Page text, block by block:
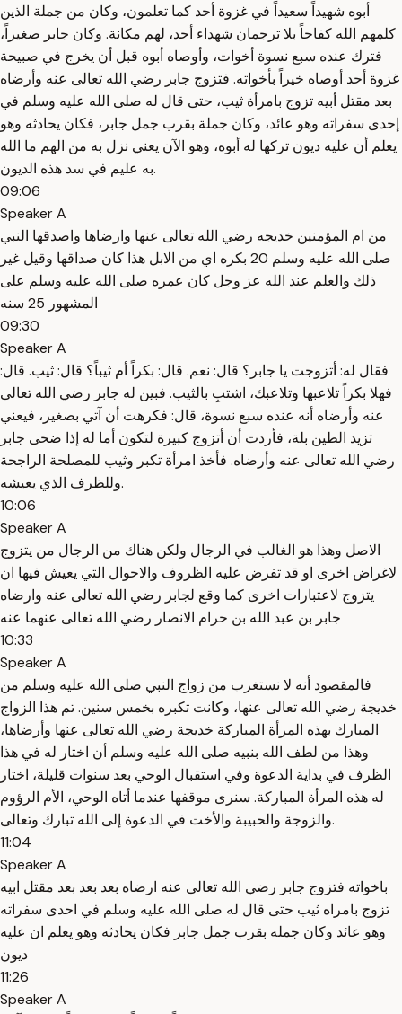
أبوه شهيداً سعيداً في غزوة أحد كما تعلمون، وكان من جملة الذين
كلمهم الله كفاحاً بلا ترجمان شهداء أحد، لهم مكانة. وكان جابر صغيراً،
فترك عنده سبع نسوة أخوات، وأوصاه أبوه قبل أن يخرج في صبيحة
غزوة أحد أوصاه خيراً بأخواته. فتزوج جابر رضي الله تعالى عنه وأرضاه
بعد مقتل أبيه تزوج بامرأة ثيب، حتى قال له صلى الله عليه وسلم في
إحدى سفراته وهو عائد، وكان جملة بقرب جمل جابر، فكان يحادثه وهو
يعلم أن عليه ديون تركها له أبوه، وهو الآن يعني نزل به من الهم ما الله
به عليم في سد هذه الديون.
09:06
Speaker A
من ام المؤمنين خديجه رضي الله تعالى عنها وارضاها واصدقها النبي
صلى الله عليه وسلم 20 بكره اي من الابل هذا كان صداقها وقيل غير
ذلك والعلم عند الله عز وجل كان عمره صلى الله عليه وسلم على
المشهور 25 سنه
09:30
Speaker A
فقال له: أتزوجت يا جابر؟ قال: نعم. قال: بكراً أم ثيباً؟ قال: ثيب. قال:
فهلا بكراً تلاعبها وتلاعبك، اشتبِ بالثيب. فبين له جابر رضي الله تعالى
عنه وأرضاه أنه عنده سبع نسوة، قال: فكرهت أن آتي بصغير، فيعني
تزيد الطين بلة، فأردت أن أتزوج كبيرة لتكون أما له إذا ضحى جابر
رضي الله تعالى عنه وأرضاه. فأخذ امرأة تكبر وثيب للمصلحة الراجحة
وللظرف الذي يعيشه.
10:06
Speaker A
الاصل وهذا هو الغالب في الرجال ولكن هناك من الرجال من يتزوج
لاغراض اخرى او قد تفرض عليه الظروف والاحوال التي يعيش فيها ان
يتزوج لاعتبارات اخرى كما وقع لجابر رضي الله تعالى عنه وارضاه
جابر بن عبد الله بن حرام الانصار رضي الله تعالى عنهما عنه
10:33
Speaker A
فالمقصود أنه لا نستغرب من زواج النبي صلى الله عليه وسلم من
خديجة رضي الله تعالى عنها، وكانت تكبره بخمس سنين. تم هذا الزواج
المبارك بهذه المرأة المباركة خديجة رضي الله تعالى عنها وأرضاها،
وهذا من لطف الله بنبيه صلى الله عليه وسلم أن اختار له في هذا
الظرف في بداية الدعوة وفي استقبال الوحي بعد سنوات قليلة، اختار
له هذه المرأة المباركة. سنرى موقفها عندما أتاه الوحي، الأم الرؤوم
والزوجة والحبيبة والأخت في الدعوة إلى الله تبارك وتعالى.
11:04
Speaker A
باخواته فتزوج جابر رضي الله تعالى عنه ارضاه بعد بعد بعد مقتل ابيه
تزوج بامراه ثيب حتى قال له صلى الله عليه وسلم في احدى سفراته
وهو عائد وكان جمله بقرب جمل جابر فكان يحادثه وهو يعلم ان عليه
ديون
11:26
Speaker A